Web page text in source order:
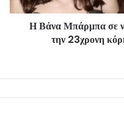
Η Βάνα Μπάρμπα σε
την 23χρονη